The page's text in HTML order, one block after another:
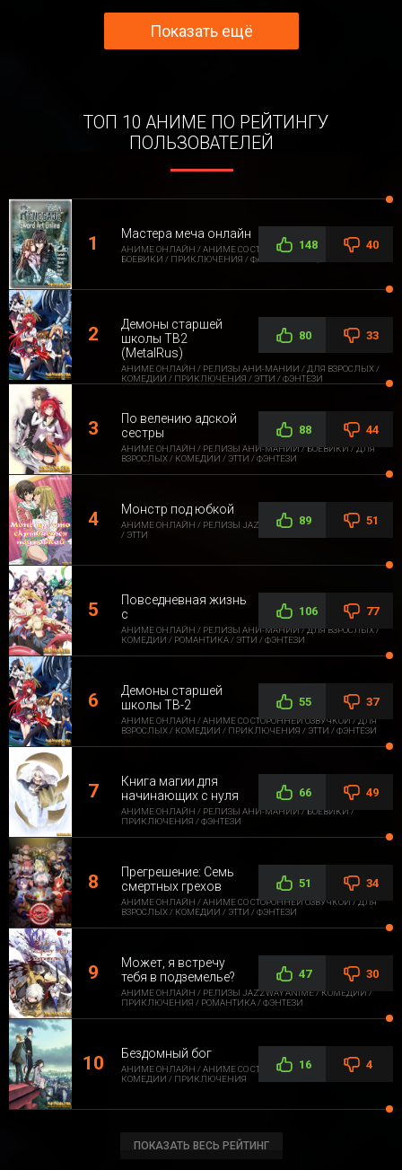
Показать ещё
ТОП 10 АНИМЕ ПО РЕЙТИНГУ
ПОЛЬЗОВАТЕЛЕЙ
Мастера меча онлайн
АНИМЕ ОНЛАЙН / АНИМЕ СО СТОРОННЕЙ ОЗВУЧКОЙ /
БОЕВИКИ / ПРИКЛЮЧЕНИЯ / ФАНТАСТИКА / ФЭНТЕЗИ
148 40
Демоны старшей
школы ТВ2
(MetalRus)
АНИМЕ ОНЛАЙН / РЕЛИЗЫ АНИ-МАНИИ / ДЛЯ ВЗРОСЛЫХ /
КОМЕДИИ / ПРИКЛЮЧЕНИЯ / ЭТТИ / ФЭНТЕЗИ
80 33
По велению адской
сестры
АНИМЕ ОНЛАЙН / РЕЛИЗЫ АНИ-МАНИИ / БОЕВИКИ / ДЛЯ
ВЗРОСЛЫХ / КОМЕДИИ / ЭТТИ / ФЭНТЕЗИ
88 44
Монстр под юбкой
АНИМЕ ОНЛАЙН / РЕЛИЗЫ JAZZWAY ANIME / ДЛЯ ВЗРОСЛЫХ
/ ЭТТИ
89 51
Повседневная жизнь
с
АНИМЕ ОНЛАЙН / РЕЛИЗЫ АНИ-МАНИИ / ДЛЯ ВЗРОСЛЫХ /
КОМЕДИИ / РОМАНТИКА / ЭТТИ / ФЭНТЕЗИ
106 77
Демоны старшей
школы ТВ-2
АНИМЕ ОНЛАЙН / АНИМЕ СО СТОРОННЕЙ ОЗВУЧКОЙ / ДЛЯ
ВЗРОСЛЫХ / КОМЕДИИ / ПРИКЛЮЧЕНИЯ / ЭТТИ / ФЭНТЕЗИ
55 37
Книга магии для
начинающих с нуля
АНИМЕ ОНЛАЙН / РЕЛИЗЫ АНИ-МАНИИ / БОЕВИКИ /
ПРИКЛЮЧЕНИЯ / ФЭНТЕЗИ
66 49
Прегрешение: Семь
смертных грехов
АНИМЕ ОНЛАЙН / АНИМЕ СО СТОРОННЕЙ ОЗВУЧКОЙ / ДЛЯ
ВЗРОСЛЫХ / КОМЕДИИ / ЭТТИ / ФЭНТЕЗИ
51 34
Может, я встречу
тебя в подземелье?
АНИМЕ ОНЛАЙН / РЕЛИЗЫ JAZZWAY ANIME / КОМЕДИИ /
ПРИКЛЮЧЕНИЯ / РОМАНТИКА / ФЭНТЕЗИ
47 30
Бездомный бог
АНИМЕ ОНЛАЙН / АНИМЕ СО СТОРОННЕЙ ОЗВУЧКОЙ /
КОМЕДИИ / ПРИКЛЮЧЕНИЯ
16 4
ПОКАЗАТЬ ВЕСЬ РЕЙТИНГ